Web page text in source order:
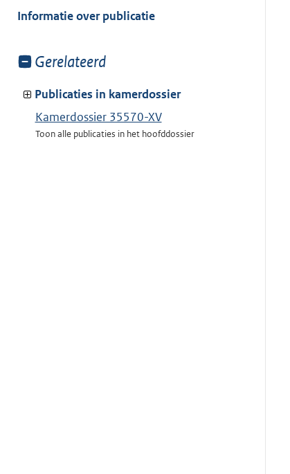
van:
Informatie over publicatie
Toon
van:
Gerelateerd
Publicaties in kamerdossier
Kamerdossier 35570-XV
Toon alle publicaties in het hoofddossier